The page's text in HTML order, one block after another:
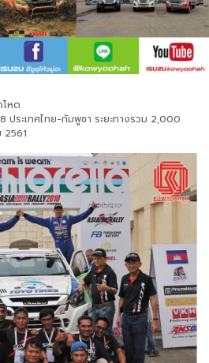
หด
ประเทศไทย-กัมพูชา ระยะทางรวม 2,000
2561